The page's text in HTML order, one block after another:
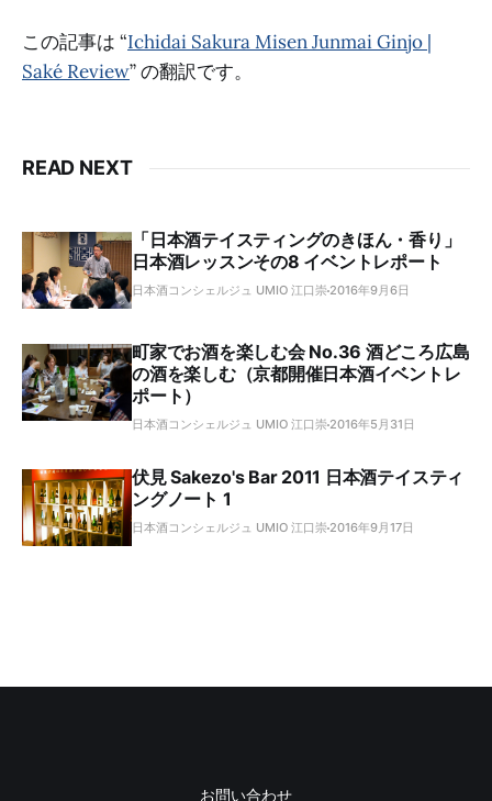
この記事は “Ichidai Sakura Misen Junmai Ginjo |
Saké Review” の翻訳です。
READ NEXT
「日本酒テイスティングのきほん・香り」
日本酒レッスンその8 イベントレポート
日本酒コンシェルジュ UMIO 江口崇 2016年9月6日
町家でお酒を楽しむ会 No.36 酒どころ広島
の酒を楽しむ（京都開催日本酒イベントレ
ポート）
日本酒コンシェルジュ UMIO 江口崇 2016年5月31日
伏見 Sakezo's Bar 2011 日本酒テイスティ
ングノート 1
日本酒コンシェルジュ UMIO 江口崇 2016年9月17日
お問い合わせ